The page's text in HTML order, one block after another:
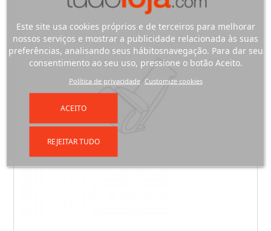
Este site usa cookies próprios e de terceiros para melhorar
nossos serviços e mostrar a publicidade relacionada às suas
preferências, analisando seus hábitosnavegação. Para dar seu
consentimento ao seu uso, pressione o botão Aceito.
Política de privacidade Customize cookies
REJEITAR TUDO
ACEITO